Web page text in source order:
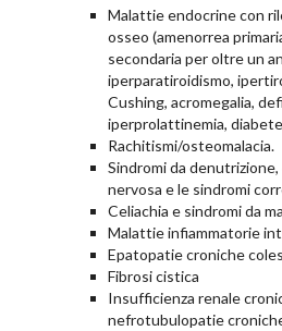
Malattie endocrine con
osseo (amenorrea
secondaria per oltre un
iperparatiroidismo,
Cushing, acromegalia,
iperprolattinemia,
Rachitismi/osteomalacia.
Sindromi da denutrizione,
nervosa e le sindromi
Celiachia e sindromi da
Malattie infiammatorie
Epatopatie croniche
Fibrosi cistica
Insufficienza renale
nefrotubulopatie